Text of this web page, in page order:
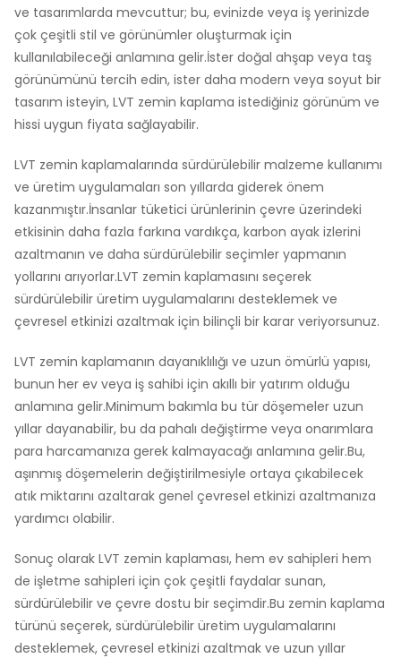
ve tasarımlarda mevcuttur; bu, evinizde veya iş yerinizde
çok çeşitli stil ve görünümler oluşturmak için
kullanılabileceği anlamına gelir.İster doğal ahşap veya taş
görünümünü tercih edin, ister daha modern veya soyut bir
tasarım isteyin, LVT zemin kaplama istediğiniz görünüm ve
hissi uygun fiyata sağlayabilir.
LVT zemin kaplamalarında sürdürülebilir malzeme kullanımı
ve üretim uygulamaları son yıllarda giderek önem
kazanmıştır.İnsanlar tüketici ürünlerinin çevre üzerindeki
etkisinin daha fazla farkına vardıkça, karbon ayak izlerini
azaltmanın ve daha sürdürülebilir seçimler yapmanın
yollarını arıyorlar.LVT zemin kaplamasını seçerek
sürdürülebilir üretim uygulamalarını desteklemek ve
çevresel etkinizi azaltmak için bilinçli bir karar veriyorsunuz.
LVT zemin kaplamanın dayanıklılığı ve uzun ömürlü yapısı,
bunun her ev veya iş sahibi için akıllı bir yatırım olduğu
anlamına gelir.Minimum bakımla bu tür döşemeler uzun
yıllar dayanabilir, bu da pahalı değiştirme veya onarımlara
para harcamanıza gerek kalmayacağı anlamına gelir.Bu,
aşınmış döşemelerin değiştirilmesiyle ortaya çıkabilecek
atık miktarını azaltarak genel çevresel etkinizi azaltmanıza
yardımcı olabilir.
Sonuç olarak LVT zemin kaplaması, hem ev sahipleri hem
de işletme sahipleri için çok çeşitli faydalar sunan,
sürdürülebilir ve çevre dostu bir seçimdir.Bu zemin kaplama
türünü seçerek, sürdürülebilir üretim uygulamalarını
desteklemek, çevresel etkinizi azaltmak ve uzun yıllar